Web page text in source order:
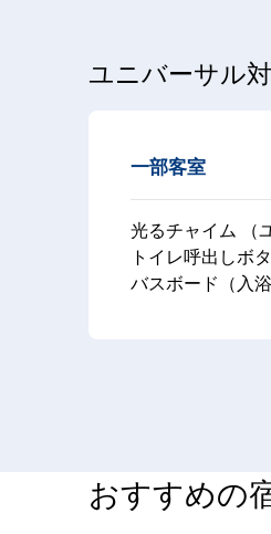
ユニバーサル
一部客室
光るチャイム （
トイレ呼出しボ
バスボード（入
おすすめの